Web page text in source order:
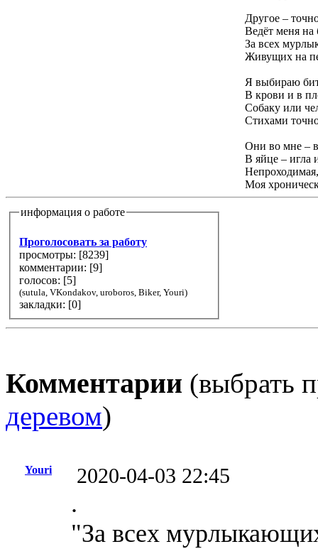
Другое –
Ведёт меня
За всех
Живущих на
Я выбираю
В крови и в
Собаку или
Стихами
Они во мне –
В яйце – игла
Моя
информация о работе
Проголосовать за работу
просмотры: [8239]
комментарии: [9]
голосов: [5]
(sutula, VKondakov, uroboros, Biker, Youri)
закладки: [0]
Комментарии (выбрать
деревом)
Youri 2020-04-03 22:45
.
"За всех